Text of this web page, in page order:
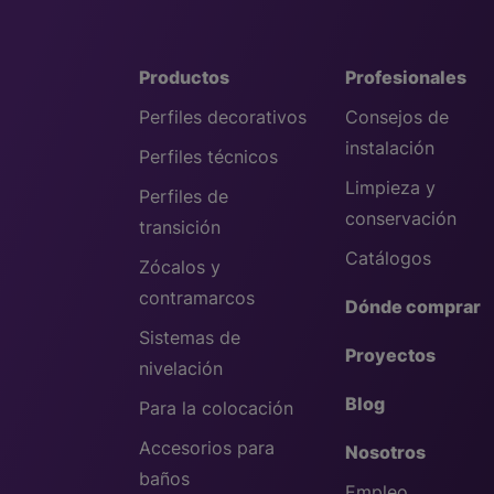
Productos
Perfiles decorativos
Perfiles técnicos
Perfiles de
transición
Zócalos y
contramarcos
Sistemas de
nivelación
Para la colocación
Accesorios para
baños
Profesionales
Consejos de
instalación
Limpieza y
conservación
Catálogos
Dónde comprar
Proyectos
Blog
Nosotros